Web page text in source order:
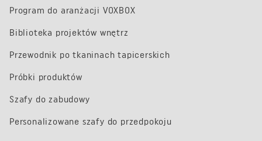
Program do aranżacji VOXBOX
Biblioteka projektów wnętrz
Przewodnik po tkaninach tapicerskich
Próbki produktów
Szafy do zabudowy
Personalizowane szafy do przedpokoju